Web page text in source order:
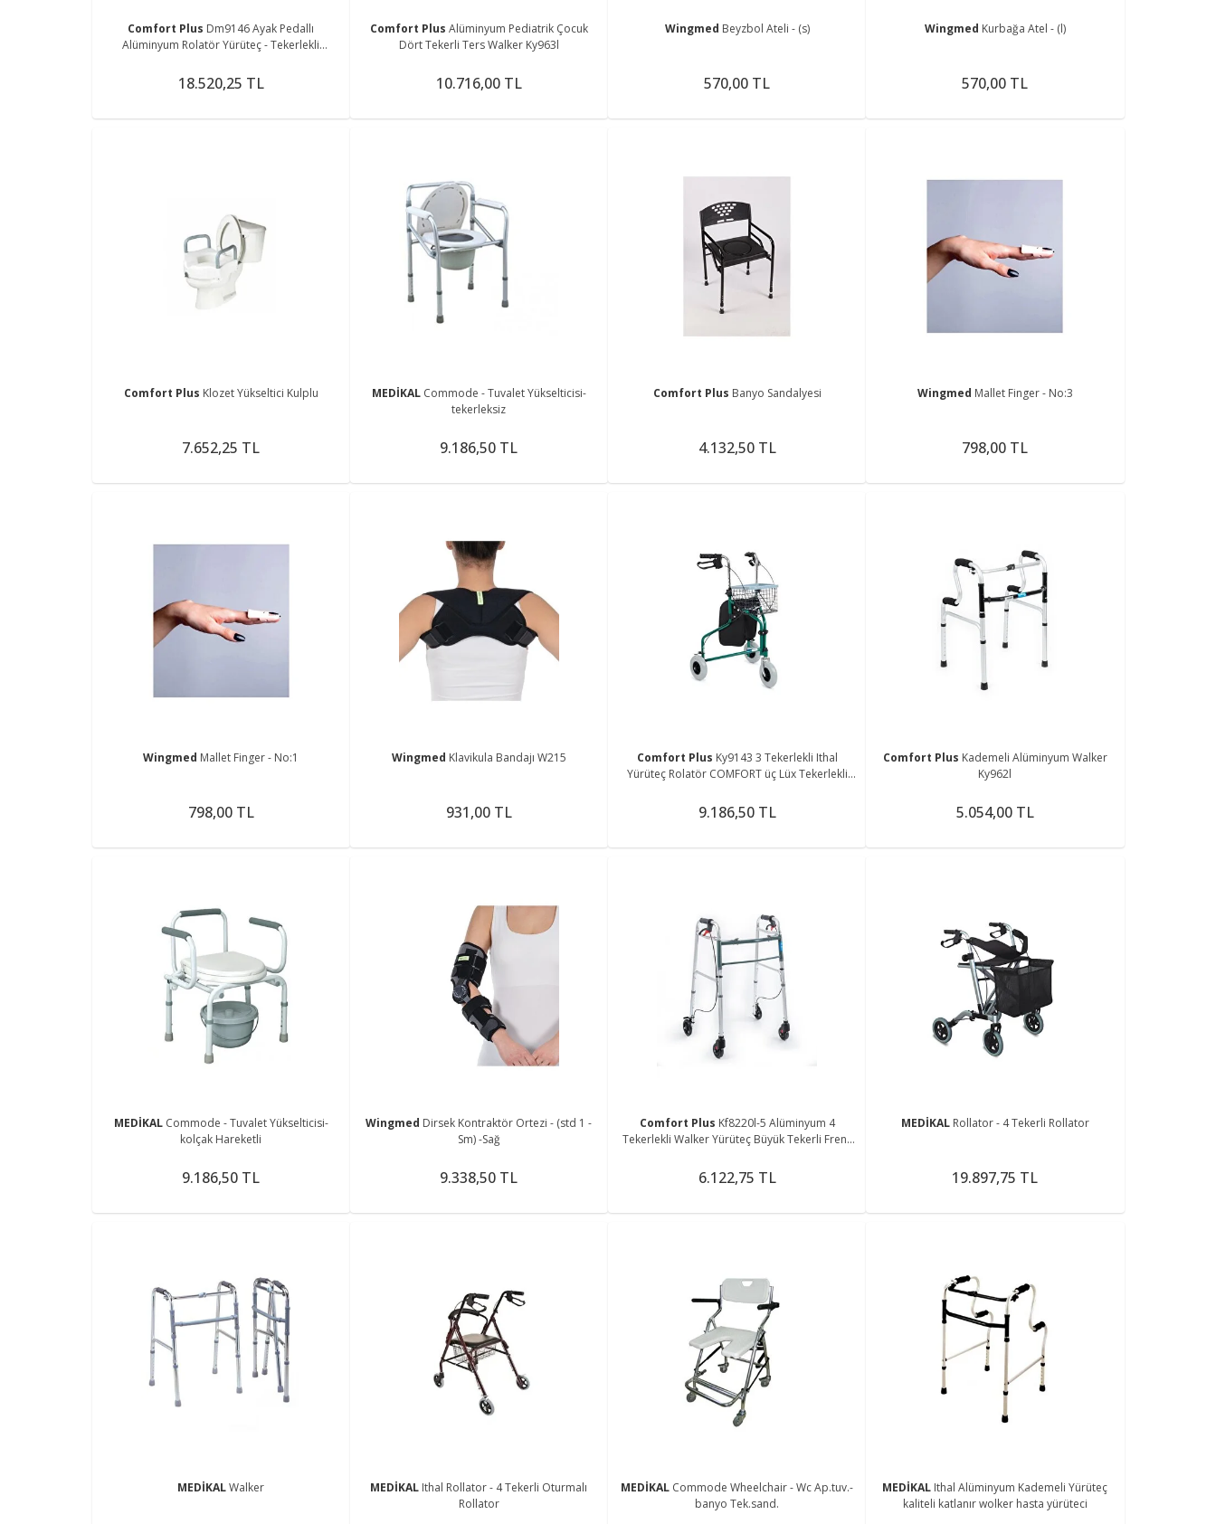
Comfort Plus Dm9146 Ayak Pedallı
Alüminyum Rolatör Yürüteç - Tekerlekli
18.520,25 TL
Comfort Plus Alüminyum Pediatrik Çocuk
Dört Tekerli Ters Walker Ky963l
10.716,00 TL
Wingmed Beyzbol Ateli - (s)
570,00 TL
Wingmed Kurbağa Atel - (l)
570,00 TL
Comfort Plus Klozet Yükseltici Kulplu
7.652,25 TL
MEDİKAL Commode - Tuvalet Yükselticisi-
tekerleksiz
9.186,50 TL
Comfort Plus Banyo Sandalyesi
4.132,50 TL
Wingmed Mallet Finger - No:3
798,00 TL
Wingmed Mallet Finger - No:1
798,00 TL
Wingmed Klavikula Bandajı W215
931,00 TL
Comfort Plus Ky9143 3 Tekerlekli Ithal
Yürüteç Rolatör COMFORT üç Lüx Tekerlekli
9.186,50 TL
Comfort Plus Kademeli Alüminyum Walker
Ky962l
5.054,00 TL
MEDİKAL Commode - Tuvalet Yükselticisi-
kolçak Hareketli
9.186,50 TL
Wingmed Dirsek Kontraktör Ortezi - (std 1 -
Sm) -Sağ
9.338,50 TL
Comfort Plus Kf8220l-5 Alüminyum 4
Tekerlekli Walker Yürüteç Büyük Tekerli Frenli
6.122,75 TL
MEDİKAL Rollator - 4 Tekerli Rollator
19.897,75 TL
MEDİKALWalker MEDİKAL Ithal Rollator - 4 Tekerli Oturmalı
Rollator
MEDİKAL Commode Wheelchair - Wc Ap.tuv.-
banyo Tek.sand.
MEDİKAL Ithal Alüminyum Kademeli Yürüteç
kaliteli katlanır wolker hasta yürüteci